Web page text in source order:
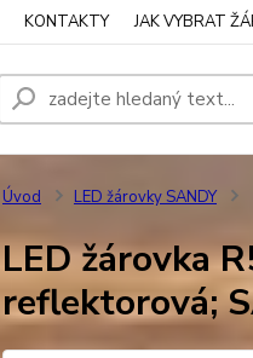
KONTAKTY JAK VYBRAT
Úvod LED žárovky SANDY
LED žárovka
reflektorová;